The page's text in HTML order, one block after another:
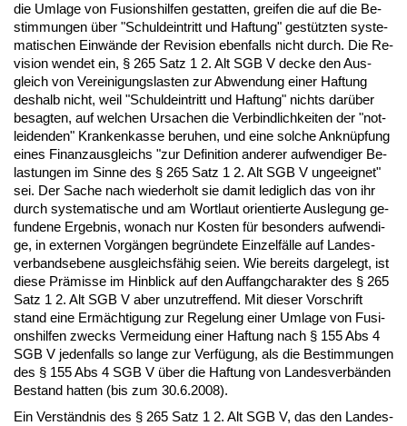
die Um­la­ge von Fu­si­ons­hil­fen ge­stat­ten, grei­fen die auf die Be­
stim­mun­gen über "Schuld­ein­tritt und Haf­tung" gestütz­ten sys­te­
ma­ti­schen Einwände der Re­vi­si­on eben­falls nicht durch. Die Re­
vi­si­on wen­det ein, § 265 Satz 1 2. Alt SGB V de­cke den Aus­
gleich von Ver­ei­ni­gungs­las­ten zur Ab­wen­dung ei­ner Haf­tung
des­halb nicht, weil "Schuld­ein­tritt und Haf­tung" nichts darüber
be­sag­ten, auf wel­chen Ur­sa­chen die Ver­bind­lich­kei­ten der "not­
lei­den­den" Kran­ken­kas­se be­ru­hen, und ei­ne sol­che An­knüpfung
ei­nes Fi­nanz­aus­gleichs "zur De­fi­ni­ti­on an­de­rer auf­wen­di­ger Be­
las­tun­gen im Sin­ne des § 265 Satz 1 2. Alt SGB V un­ge­eig­net"
sei. Der Sa­che nach wie­der­holt sie da­mit le­dig­lich das von ihr
durch sys­te­ma­ti­sche und am Wort­laut ori­en­tier­te Aus­le­gung ge­
fun­de­ne Er­geb­nis, wo­nach nur Kos­ten für be­son­ders auf­wen­di­
ge, in ex­ter­nen Vorgängen be­gründe­te Ein­z­elfälle auf Lan­des­
ver­bands­ebe­ne aus­gleichsfähig sei­en. Wie be­reits dar­ge­legt, ist
die­se Prämis­se im Hin­blick auf den Auf­fang­cha­rak­ter des § 265
Satz 1 2. Alt SGB V aber un­zu­tref­fend. Mit die­ser Vor­schrift
stand ei­ne Ermäch­ti­gung zur Re­ge­lung ei­ner Um­la­ge von Fu­si­
ons­hil­fen zwecks Ver­mei­dung ei­ner Haf­tung nach § 155 Abs 4
SGB V je­den­falls so lan­ge zur Verfügung, als die Be­stim­mun­gen
des § 155 Abs 4 SGB V über die Haf­tung von Lan­des­verbänden
Be­stand hat­ten (bis zum 30.6.2008).
Ein Verständ­nis des § 265 Satz 1 2. Alt SGB V, das den Lan­des­